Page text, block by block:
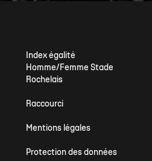
Index égalité
Homme/Femme Stade
Rochelais
Raccourci
Mentions légales
Protection des données